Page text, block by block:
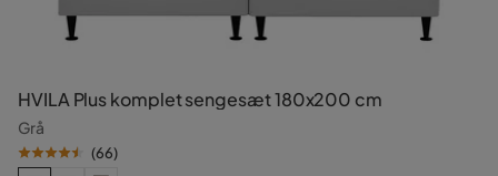
HVILA Plus komplet sengesæt 180x200 cm
Grå
(66)